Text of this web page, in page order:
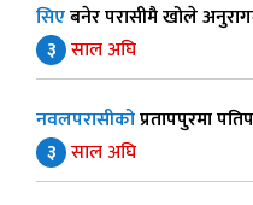
सिएबनेर परासीमै खोले
३ साल अघि
नवलपरासीकोप्रतापपुरमा
३ साल अघि